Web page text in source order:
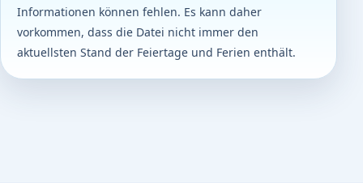
Informationen können fehlen. Es kann daher
vorkommen, dass die Datei nicht immer den
aktuellsten Stand der Feiertage und Ferien enthält.